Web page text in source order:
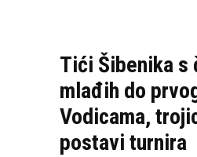
Tići Šibenika s
mlađih do
Vodicama,
postavi turnira